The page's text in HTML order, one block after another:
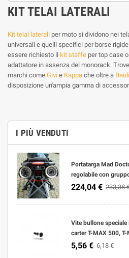
I PIÙ VENDUTI
Portatarga Mad
regolabile con
224,04 € 233,38
Vite bullone
carter T-MAX 500,
5,56 € 6,18 €
KIT TELAI LATERALI
Kit telai laterali per moto si dividono nei
universali e quelli specifici per borse
essere richiesto il kit staffe per top case
adattatore in assenza del monorack.
marchi come Givi e Kappa che oltre a Bauli
disposizione un'ampia gamma di